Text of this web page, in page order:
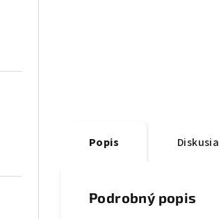
Popis Diskusia
Podrobný popis